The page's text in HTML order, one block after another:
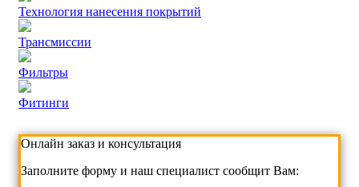
Технология нанесения покрытий
Трансмиссии
Фильтры
Фитинги
Онлайн заказ и консультация
Заполните форму и наш специалист сообщит Вам: